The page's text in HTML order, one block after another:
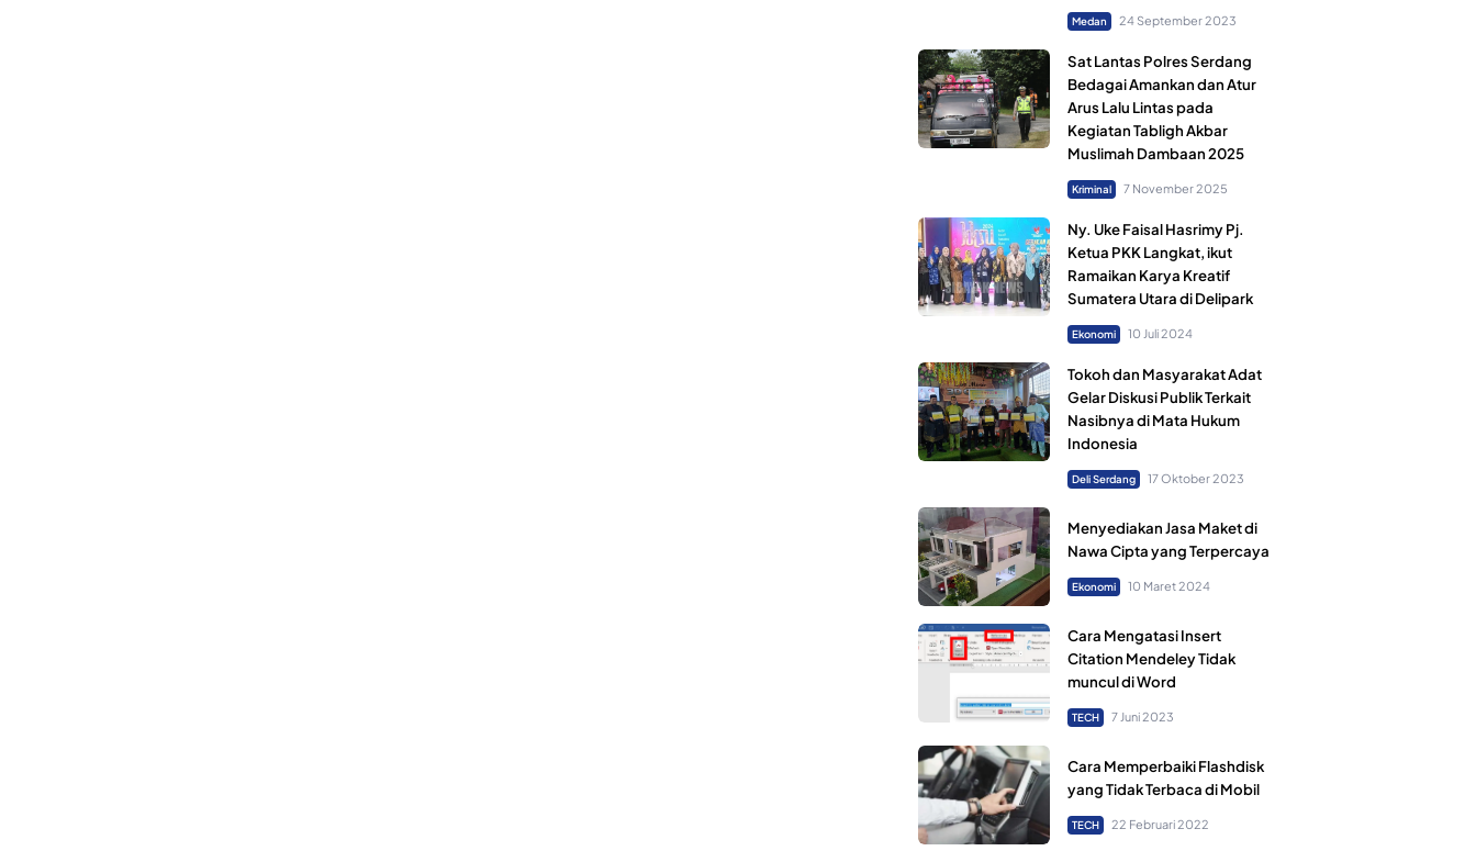
Medan 24 September 2023
Sat Lantas Polres Serdang
Bedagai Amankan dan Atur
Arus Lalu Lintas pada
Kegiatan Tabligh Akbar
Muslimah Dambaan 2025
Kriminal 7 November 2025
Ny. Uke Faisal Hasrimy Pj.
Ketua PKK Langkat, ikut
Ramaikan Karya Kreatif
Sumatera Utara di Delipark
Ekonomi 10 Juli 2024
Tokoh dan Masyarakat Adat
Gelar Diskusi Publik Terkait
Nasibnya di Mata Hukum
Indonesia
Deli Serdang 17 Oktober 2023
Menyediakan Jasa Maket di
Nawa Cipta yang Terpercaya
Ekonomi 10 Maret 2024
Cara Mengatasi Insert
Citation Mendeley Tidak
muncul di Word
TECH 7 Juni 2023
Cara Memperbaiki Flashdisk
yang Tidak Terbaca di Mobil
TECH 22 Februari 2022